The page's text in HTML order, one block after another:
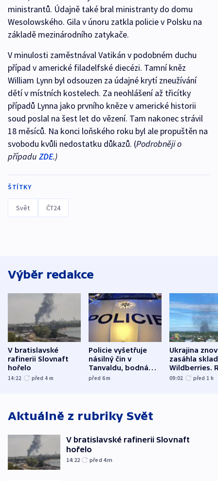
ministrantů. Údajně také bral ministranty do domu
Wesolowského. Gila v únoru zatkla policie v Polsku na
základě mezinárodního zatykače.
V minulosti zaměstnával Vatikán v podobném duchu
případ v americké filadelfské diecézi. Tamní kněz
William Lynn byl odsouzen za údajné krytí zneužívání
dětí v místních kostelech. Za neohlášení až třicítky
případů Lynna jako prvního kněze v americké historii
soud poslal na šest let do vězení. Tam nakonec strávil
18 měsíců. Na konci loňského roku byl ale propuštěn na
svobodu kvůli nedostatku důkazů. (Podrobněji o
případu ZDE.)
ŠTÍTKY
Svět ČT24
Výběr redakce
V bratislavské
rafinerii Slovnaft
hořelo
14:22 před 4 m
Policie vyšetřuje
násilný čin v
Tanvaldu, bodná
zranění při něm
před 6m
Ukrajina
zasáhla
Wildberries.
útočili v
09:02 před 1 h
Aktuálně z rubriky Svět
V bratislavské rafinerii Slovnaft
hořelo
14:22 před 4m